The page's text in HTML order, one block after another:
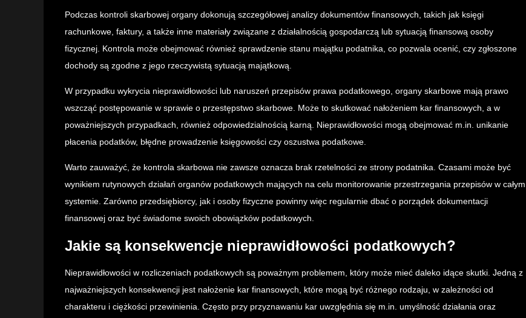
Podczas kontroli skarbowej organy dokonują szczegółowej analizy dokumentów finansowych, takich jak księgi
rachunkowe, faktury, a także inne materiały związane z działalnością gospodarczą lub sytuacją finansową osoby
fizycznej. Kontrola może obejmować również sprawdzenie stanu majątku podatnika, co pozwala ocenić, czy zgłoszone
dochody są zgodne z jego rzeczywistą sytuacją majątkową.
W przypadku wykrycia nieprawidłowości lub naruszeń przepisów prawa podatkowego, organy skarbowe mają prawo
wszcząć postępowanie w sprawie o przestępstwo skarbowe. Może to skutkować nałożeniem kar finansowych, a w
poważniejszych przypadkach, również odpowiedzialnością karną. Nieprawidłowości mogą obejmować m.in. unikanie
płacenia podatków, błędne prowadzenie księgowości czy oszustwa podatkowe.
Warto zauważyć, że kontrola skarbowa nie zawsze oznacza brak rzetelności ze strony podatnika. Czasami może być
wynikiem rutynowych działań organów podatkowych mających na celu monitorowanie przestrzegania przepisów w całym
systemie. Zarówno przedsiębiorcy, jak i osoby fizyczne powinny więc regularnie dbać o porządek dokumentacji
finansowej oraz być świadome swoich obowiązków podatkowych.
Jakie są konsekwencje nieprawidłowości podatkowych?
Nieprawidłowości w rozliczeniach podatkowych są poważnym problemem, który może mieć daleko idące skutki. Jedną z
najważniejszych konsekwencji jest nałożenie kar finansowych, które mogą być różnego rodzaju, w zależności od
charakteru i ciężkości przewinienia. Często przy przyznawaniu kar uwzględnia się m.in. umyślność działania oraz